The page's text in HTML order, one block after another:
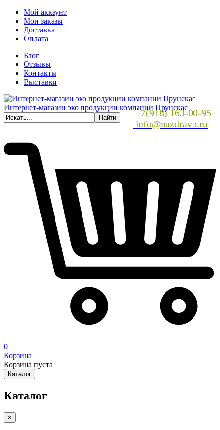
Мой аккаунт
Мои заказы
Доставка
Оплата
Блог
Отзывы
Контакты
Выставки
Интернет-магазин эко продукции компании Прунскас
+7(918) 163-00-95
info@nazdravo.ru
0
Корзина
Корзина пуста
Каталог
Каталог
×